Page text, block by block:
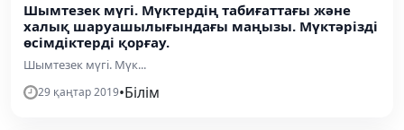
Шымтезек мүгі. Мүктердің табиғаттағы және
халық шаруашылығындағы маңызы. Мүктәрізді
өсімдіктерді қорғау.
Шымтезек мүгі. Мүк...
29 қаңтар 2019•Білім